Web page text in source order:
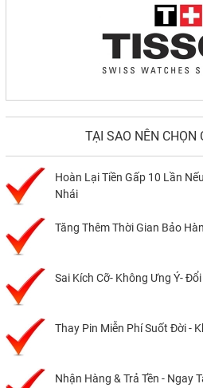
TẠI SAO NÊN CHỌN
Hoàn Lại Tiền Gấp 10 Lần
Nhái
Tăng Thêm Thời Gian Bảo
Sai Kích Cỡ- Không Ưng Ý-
Thay Pin Miễn Phí Suốt Đời -
Nhận Hàng & Trả Tền - Ngay